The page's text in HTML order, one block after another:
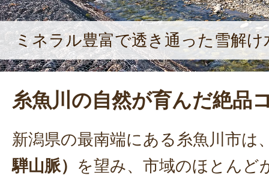
ミネラル豊富で透き通った雪解け
糸魚川の自然が育んだ絶品
新潟県の最南端にある糸魚川市は
騨山脈） を望み、市域のほとんど